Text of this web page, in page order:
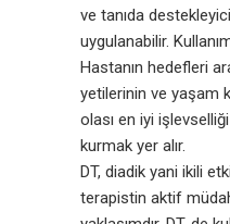
ve tanıda
uygulanabilir.
Hastanın hedefleri
yetilerinin ve yaşam
olası en iyi
kurmak yer alır.
DT, diadik yani ikili
terapistin aktif